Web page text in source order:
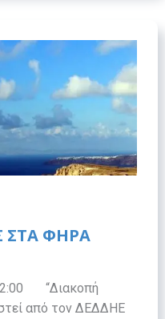
ΣΤΑ ΦΗΡΑ
“Διακοπή
από τον ΔΕΔΔΗΕ